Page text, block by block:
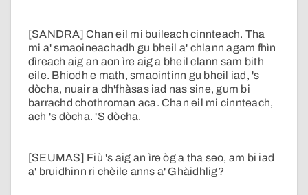
[SANDRA] Chan eil mi buileach cinnteach. Tha
mi a' smaoineachadh gu bheil a' chlann agam fhìn
dìreach aig an aon ìre aig a bheil clann sam bith
eile. Bhiodh e math, smaointinn gu bheil iad, 's
dòcha, nuair a dh'fhàsas iad nas sine, gum bi
barrachd chothroman aca. Chan eil mi cinnteach,
ach 's dòcha. 'S dòcha.
[SEUMAS] Fiù 's aig an ìre òg a tha seo, am bi iad
a' bruidhinn ri chèile anns a' Ghàidhlig?